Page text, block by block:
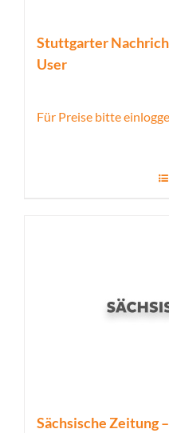
Stuttgarter
User
Für Preise bitte
Sächsische Zeitung